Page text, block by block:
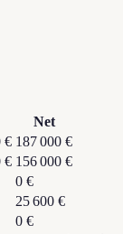
Net
€ 187 000 €
€ 156 000 €
0 €
25 600 €
0 €